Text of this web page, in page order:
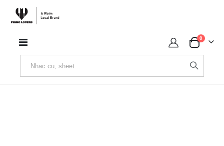
Toggle
Cart
0 sản